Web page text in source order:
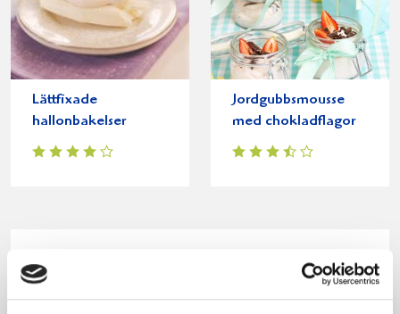
Lättfixade
hallonbakelser
Jordgubbsmousse
med chokladflagor
Produkter i receptet: